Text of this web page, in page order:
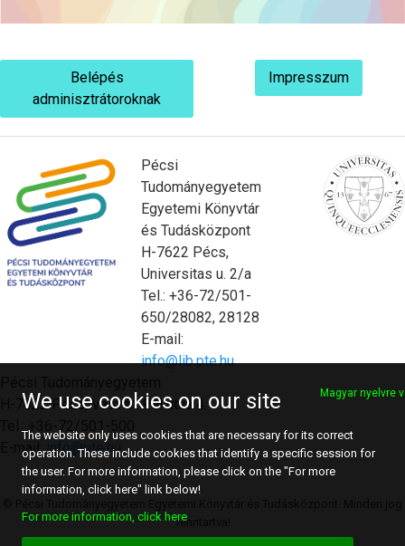
Belépés
adminisztrátoroknak
Impresszum
Pécsi
Tudományegyetem
Egyetemi Könyvtár
és Tudásközpont
H-7622 Pécs,
Universitas u. 2/a
Tel.: +36-72/501-
650/28082, 28128
E-mail:
info@lib.pte.hu
H-7622 Pécs, Vasvári Pál utca 4.
E-mail:info@pte.hu
fenntartva!
We use cookies on our site Magyar nyelvre
The website only uses cookies that are necessary for its correct
operation. These include cookies that identify a specific session for
the user. For more information, please click on the "For more
information, click here" link below!
For more information, click here